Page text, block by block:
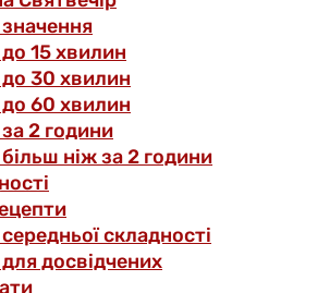
15 хвилин
30 хвилин
60 хвилин
2 години
ніж за 2 години
складності
досвідчених